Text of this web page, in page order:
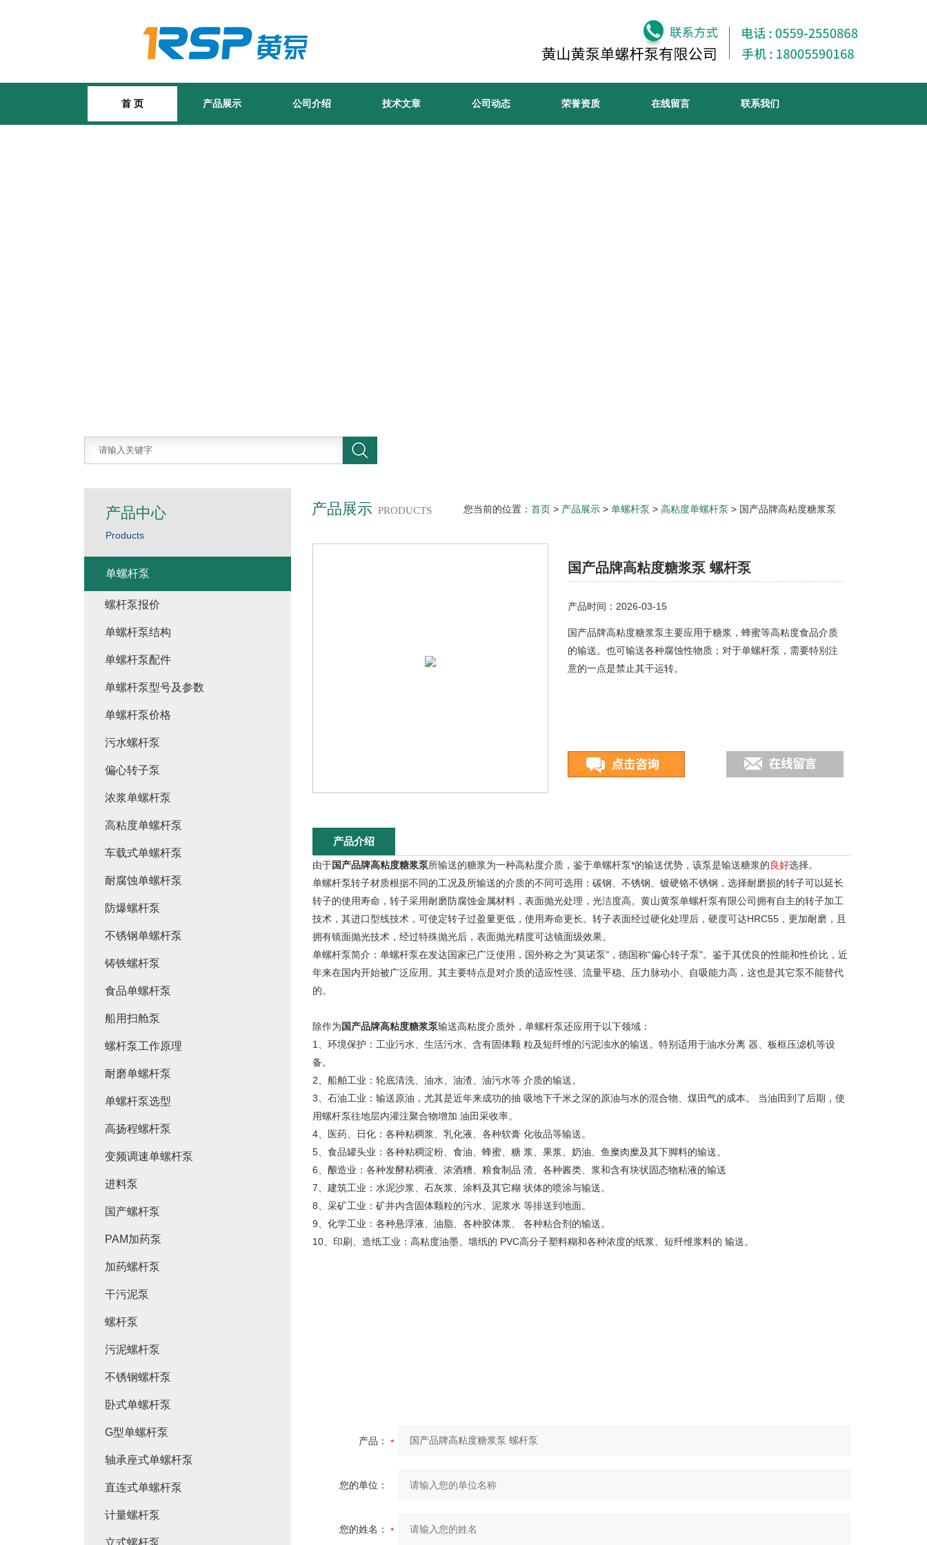
首 页 产品展示 公司介绍 技术文章 公司动态 荣誉资质 在线留言 联系我们
产品展示 PRODUCTS 您当前的位置： 首页 > 产品展示 > 单螺杆泵 > 高粘度单螺杆泵 > 国产品牌高粘度糖浆泵
国产品牌高粘度糖浆泵 螺杆泵
产品时间：2026-03-15
国产品牌高粘度糖浆泵主要应用于糖浆，蜂蜜等高粘度食品介质
的输送。也可输送各种腐蚀性物质；对于单螺杆泵，需要特别注
意的一点是禁止其干运转。
产品介绍
由于国产品牌高粘度糖浆泵所输送的糖浆为一种高粘度介质，鉴于单螺杆泵*的输送优势，该泵是输送糖浆的良好选择。
单螺杆泵转子材质根据不同的工况及所输送的介质的不同可选用：碳钢、不锈钢、镀硬铬不锈钢，选择耐磨损的转子可以延长
转子的使用寿命，转子采用耐磨防腐蚀金属材料，表面抛光处理，光洁度高。黄山黄泵单螺杆泵有限公司拥有自主的转子加工
技术，其进口型线技术，可使定转子过盈量更低，使用寿命更长。转子表面经过硬化处理后，硬度可达HRC55，更加耐磨，且
拥有镜面抛光技术，经过特殊抛光后，表面抛光精度可达镜面级效果。
单螺杆泵简介：单螺杆泵在发达国家已广泛使用，国外称之为“莫诺泵"，德国称“偏心转子泵"。鉴于其优良的性能和性价比，近
年来在国内开始被广泛应用。其主要特点是对介质的适应性强、流量平稳、压力脉动小、自吸能力高，这也是其它泵不能替代
的。
除作为国产品牌高粘度糖浆泵输送高粘度介质外，单螺杆泵还应用于以下领域：
1、环境保护：工业污水、生活污水、含有固体颗 粒及短纤维的污泥浊水的输送。特别适用于油水分离 器、板框压滤机等设
备。
2、船舶工业：轮底清洗、油水、油渣、油污水等 介质的输送。
3、石油工业：输送原油，尤其是近年来成功的抽 吸地下千米之深的原油与水的混合物、煤田气的成本。 当油田到了后期，使
用螺杆泵往地层内灌注聚合物增加 油田采收率。
4、医药、日化：各种粘稠浆、乳化液、各种软膏 化妆品等输送。
5、食品罐头业：各种粘稠淀粉、食油、蜂蜜、糖 浆、果浆、奶油、鱼糜肉糜及其下脚料的输送。
6、酿造业：各种发酵粘稠液、浓酒糟、粮食制品 渣、各种酱类、浆和含有块状固态物粘液的输送
7、建筑工业：水泥沙浆、石灰浆、涂料及其它糊 状体的喷涂与输送。
8、采矿工业：矿井内含固体颗粒的污水、泥浆水 等排送到地面。
9、化学工业：各种悬浮液、油脂、各种胶体浆、 各种粘合剂的输送。
10、印刷、造纸工业：高粘度油墨、墙纸的 PVC高分子塑料糊和各种浓度的纸浆、短纤维浆料的 输送。
产品：
您的单位：
您的姓名：
产品中心
Products
单螺杆泵
螺杆泵报价
单螺杆泵结构
单螺杆泵配件
单螺杆泵型号及参数
单螺杆泵价格
污水螺杆泵
偏心转子泵
浓浆单螺杆泵
高粘度单螺杆泵
车载式单螺杆泵
耐腐蚀单螺杆泵
防爆螺杆泵
不锈钢单螺杆泵
铸铁螺杆泵
食品单螺杆泵
船用扫舱泵
螺杆泵工作原理
耐磨单螺杆泵
单螺杆泵选型
高扬程螺杆泵
变频调速单螺杆泵
进料泵
国产螺杆泵
PAM加药泵
加药螺杆泵
干污泥泵
螺杆泵
污泥螺杆泵
不锈钢螺杆泵
卧式单螺杆泵
G型单螺杆泵
轴承座式单螺杆泵
直连式单螺杆泵
计量螺杆泵
立式螺杆泵